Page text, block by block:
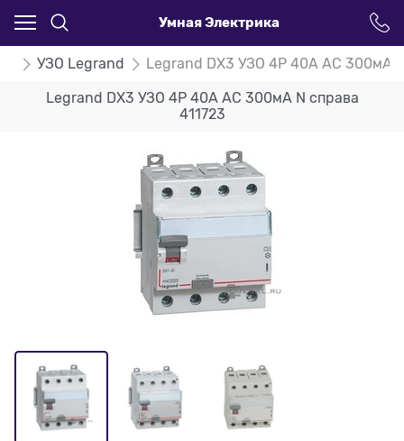
Умная Электрика
УЗО Legrand Legrand DX3 УЗО 4P 40А AC 300мА
Legrand DX3 УЗО 4P 40А AC 300мА N справа
411723